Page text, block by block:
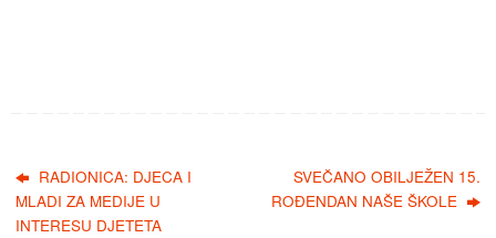
RADIONICA: DJECA I
MLADI ZA MEDIJE U
INTERESU DJETETA
SVEČANO OBILJEŽEN 15.
ROĐENDAN NAŠE ŠKOLE